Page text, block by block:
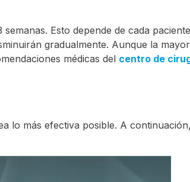
semanas. Esto depende de cada
gradualmente. Aunque la
médicas del centro de
lo más efectiva posible. A